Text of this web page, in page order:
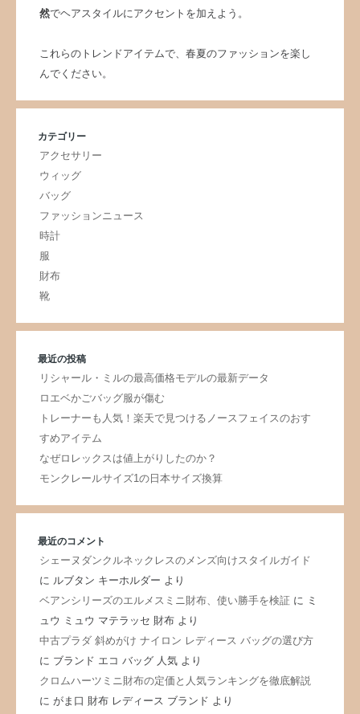
然でヘアスタイルにアクセントを加えよう。
これらのトレンドアイテムで、春夏のファッションを楽し
んでください。
カテゴリー
アクセサリー
ウィッグ
バッグ
ファッションニュース
時計
服
財布
靴
最近の投稿
リシャール・ミルの最高価格モデルの最新データ
ロエベかごバッグ服が傷む
トレーナーも人気！楽天で見つけるノースフェイスのおす
すめアイテム
なぜロレックスは値上がりしたのか？
モンクレールサイズ1の日本サイズ換算
最近のコメント
シェーヌダンクルネックレスのメンズ向けスタイルガイド
に ルブタン キーホルダー より
ベアンシリーズのエルメスミニ財布、使い勝手を検証に ミ
ュウ ミュウ マテラッセ 財布より
中古プラダ 斜めがけ ナイロン レディース バッグの選び方
に ブランド エコ バッグ 人気より
クロムハーツミニ財布の定価と人気ランキングを徹底解説
に がま口 財布 レディース ブランド より